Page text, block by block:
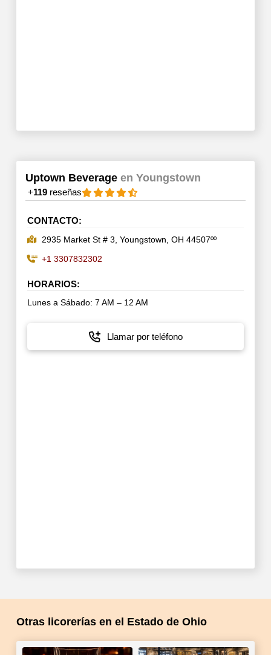
Uptown Beverage en Youngstown
+119reseñas
CONTACTO:
2935 Market St # 3, Youngstown, OH 44507ºº
+1 3307832302
HORARIOS:
Lunes a Sábado: 7 AM – 12 AM
Llamar por teléfono
Otras licorerías en el Estado de Ohio